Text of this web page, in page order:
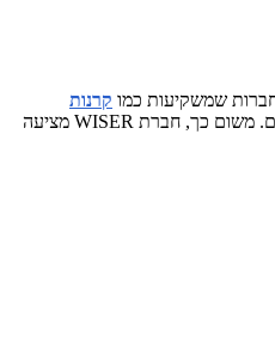
שמשקיעות כמו קרנות
שמציעות השקעות מסוג אחר. כולן חוקיות ומוכרות בשוק ההון אולם מחייבות ידע וניסיון ולמידה של הקרן ושל מי שמנהל אותה ומהם נכסיה, ולפי זה להחליט אם זה מתאים לכם. משום כך, חברת WISER מציעה